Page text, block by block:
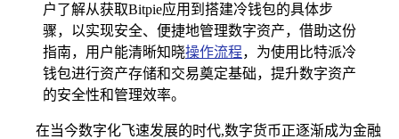
户了解从获取Bitpie应用到搭建冷钱包的具体步
骤，以实现安全、便捷地管理数字资产，借助这份
指南，用户能清晰知晓操作流程，为使用比特派冷
钱包进行资产存储和交易奠定基础，提升数字资产
的安全性和管理效率。
在当今数字化飞速发展的时代,数字货币正逐渐成为金融